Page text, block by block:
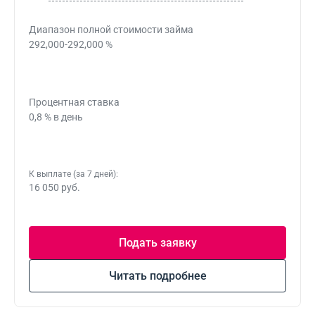
Диапазон полной стоимости займа
292,000-292,000 %
Процентная ставка
0,8 % в день
К выплате (за 7 дней):
16 050 руб.
Подать заявку
Читать подробнее